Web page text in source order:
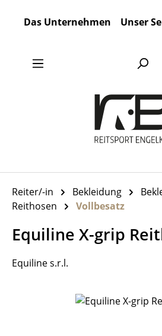
Das Unternehmen Unser
Reiter/-in Bekleidung
Reithosen
Vollbesatz
Equiline X-grip
Equiline s.r.l.
Bildergalerie überspringen